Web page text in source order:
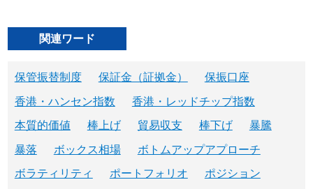
関連ワード
保管振替制度 保証金（証拠金） 保振口座
香港・ハンセン指数 香港・レッドチップ指数
本質的価値 棒上げ 貿易収支 棒下げ 暴騰
暴落 ボックス相場 ボトムアップアプローチ
ボラティリティ ポートフォリオ ポジション